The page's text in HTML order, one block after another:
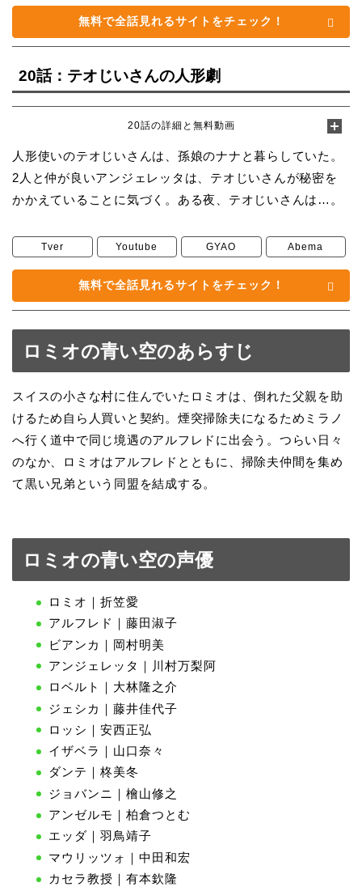
無料で全話見れるサイトをチェック！
20話：テオじいさんの人形劇
20話の詳細と無料動画
人形使いのテオじいさんは、孫娘のナナと暮らしていた。
2人と仲が良いアンジェレッタは、テオじいさんが秘密を
かかえていることに気づく。ある夜、テオじいさんは…。
Tver Youtube GYAO Abema
無料で全話見れるサイトをチェック！
ロミオの青い空のあらすじ
スイスの小さな村に住んでいたロミオは、倒れた父親を助
けるため自ら人買いと契約。煙突掃除夫になるためミラノ
へ行く道中で同じ境遇のアルフレドに出会う。つらい日々
のなか、ロミオはアルフレドとともに、掃除夫仲間を集め
て黒い兄弟という同盟を結成する。
ロミオの青い空の声優
ロミオ｜折笠愛
アルフレド｜藤田淑子
ビアンカ｜岡村明美
アンジェレッタ｜川村万梨阿
ロベルト｜大林隆之介
ジェシカ｜藤井佳代子
ロッシ｜安西正弘
イザベラ｜山口奈々
ダンテ｜柊美冬
ジョバンニ｜檜山修之
アンゼルモ｜柏倉つとむ
エッダ｜羽鳥靖子
マウリッツォ｜中田和宏
カセラ教授｜有本欽隆